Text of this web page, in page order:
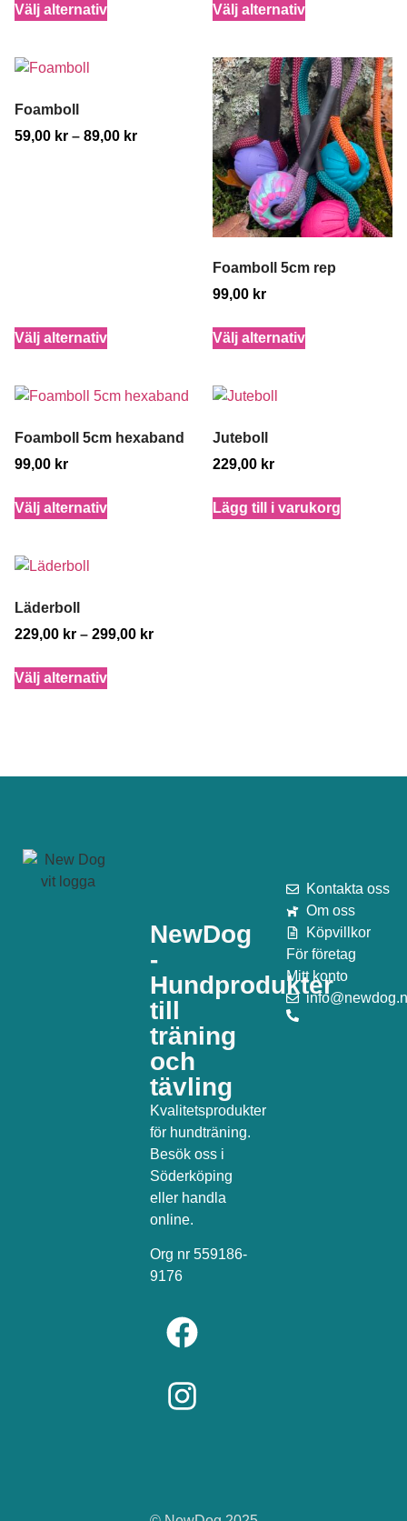
Välj alternativ Välj alternativ
Foamboll
59,00 kr – 89,00 kr
Välj alternativ
Foamboll 5cm rep
99,00 kr
Välj alternativ
Foamboll 5cm hexaband
99,00 kr
Välj alternativ
Juteboll
229,00 kr
Lägg till i varukorg
Läderboll
229,00 kr – 299,00 kr
Välj alternativ
NewDog
-
Hundprodukter
till
träning
och
tävling
Kvalitetsprodukter
för hundträning.
Besök oss i
Söderköping
eller handla
online.
Org nr 559186-
9176
Kontakta oss
Om oss
Köpvillkor
För företag
Mitt konto